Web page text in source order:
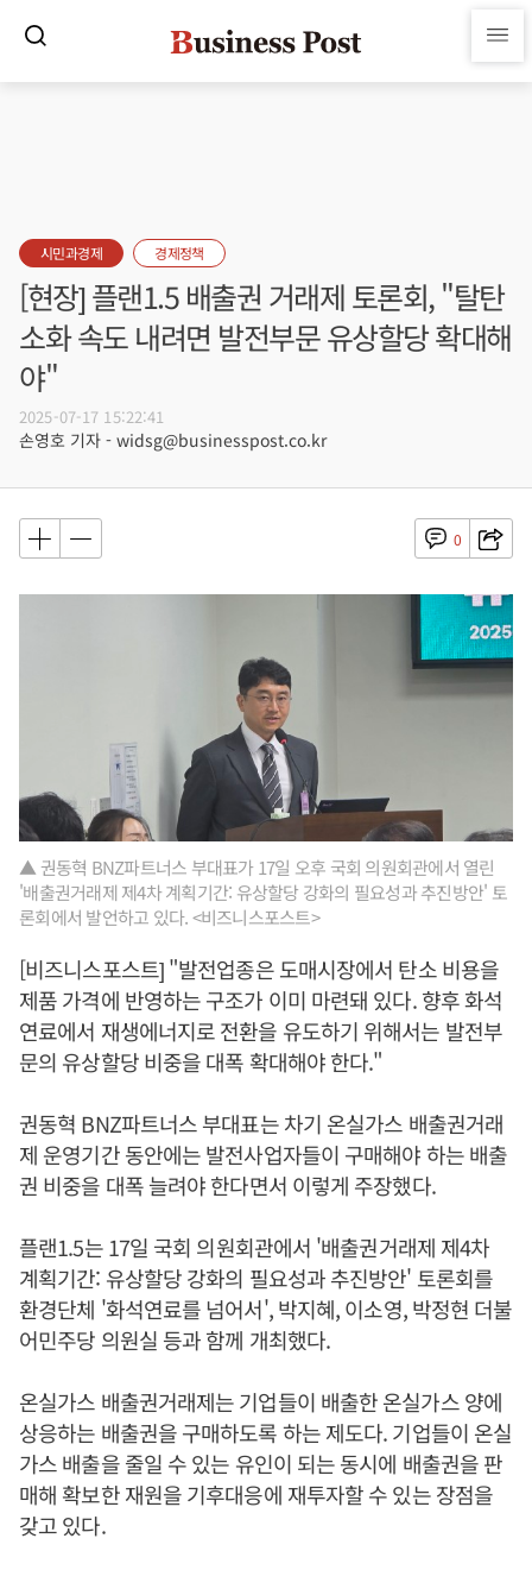
시민과경제 경제정책
[현장] 플랜1.5 배출권 거래제 토론회, "탈탄
소화 속도 내려면 발전부문 유상할당 확대해
야"
2025-07-17 15:22:41
손영호 기자 - widsg@businesspost.co.kr
0
▲ 권동혁 BNZ파트너스 부대표가 17일 오후 국회 의원회관에서 열린
'배출권거래제 제4차 계획기간: 유상할당 강화의 필요성과 추진방안' 토
론회에서 발언하고 있다. <비즈니스포스트>
[비즈니스포스트] "발전업종은 도매시장에서 탄소 비용을
제품 가격에 반영하는 구조가 이미 마련돼 있다. 향후 화석
연료에서 재생에너지로 전환을 유도하기 위해서는 발전부
문의 유상할당 비중을 대폭 확대해야 한다."
권동혁 BNZ파트너스 부대표는 차기 온실가스 배출권거래
제 운영기간 동안에는 발전사업자들이 구매해야 하는 배출
권 비중을 대폭 늘려야 한다면서 이렇게 주장했다.
플랜1.5는 17일 국회 의원회관에서 '배출권거래제 제4차
계획기간: 유상할당 강화의 필요성과 추진방안' 토론회를
환경단체 '화석연료를 넘어서', 박지혜, 이소영, 박정현 더불
어민주당 의원실 등과 함께 개최했다.
온실가스 배출권거래제는 기업들이 배출한 온실가스 양에
상응하는 배출권을 구매하도록 하는 제도다. 기업들이 온실
가스 배출을 줄일 수 있는 유인이 되는 동시에 배출권을 판
매해 확보한 재원을 기후대응에 재투자할 수 있는 장점을
갖고 있다.